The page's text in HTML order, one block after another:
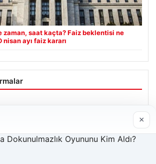
zaman, saat kaçta? Faiz beklentisi ne
nisan ayı faiz kararı
×